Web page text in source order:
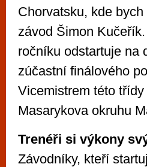
Chorvatsku, kde
závod Šimon
ročníku odstartuje na
zúčastní finálového
Vicemistrem této
Masarykova okruhu
Trenéři si výkony
Závodníky, kteří